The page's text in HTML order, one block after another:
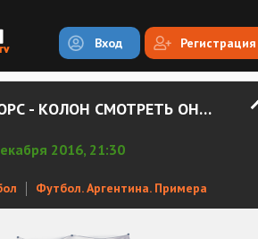
Вход Регистрация
БОКА ХУНИОРС - КОЛОН СМОТРЕТЬ ОНЛАЙН
2016, 21:30
Футбол. Аргентина. Примера